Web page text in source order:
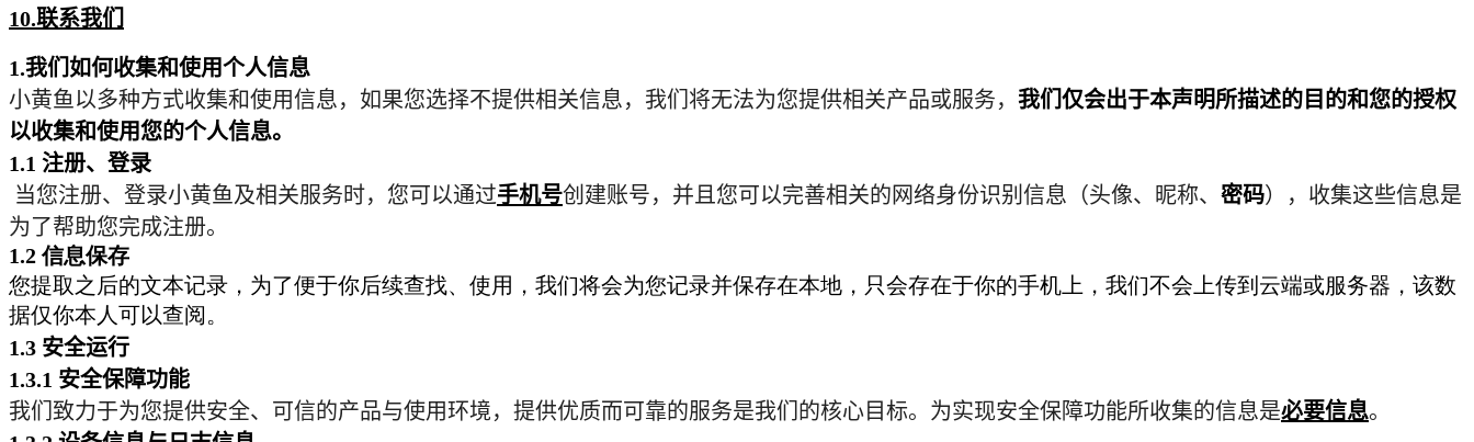
10.联系我们
1.我们如何收集和使用个人信息
小黄鱼以多种方式收集和使用信息，如果您选择不提供相关信息，我们将无法为您提供相关产品或服务， 我们仅会出于本声明所描述的目的和您的授权
以收集和使用您的个人信息。
1.1 注册、登录
当您注册、登录小黄鱼及相关服务时，您可以通过手机号创建账号，并且您可以完善相关的网络身份识别信息（头像、昵称、 密码），收集这些信息是
为了帮助您完成注册。
1.2信息保存
您提取之后的文本记录，为了便于你后续查找、使用，我们将会为您记录并保存在本地，只会存在于你的手机上，我们不会上传到云端或服务器，该数
据仅你本人可以查阅。
1.3 安全运行
1.3.1 安全保障功能
我们致力于为您提供安全、可信的产品与使用环境，提供优质而可靠的服务是我们的核心目标。为实现安全保障功能所收集的信息是必要信息。